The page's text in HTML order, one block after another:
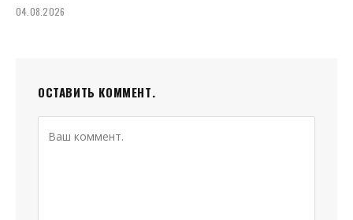
04.08.2026
ОСТАВИТЬ КОММЕНТ.